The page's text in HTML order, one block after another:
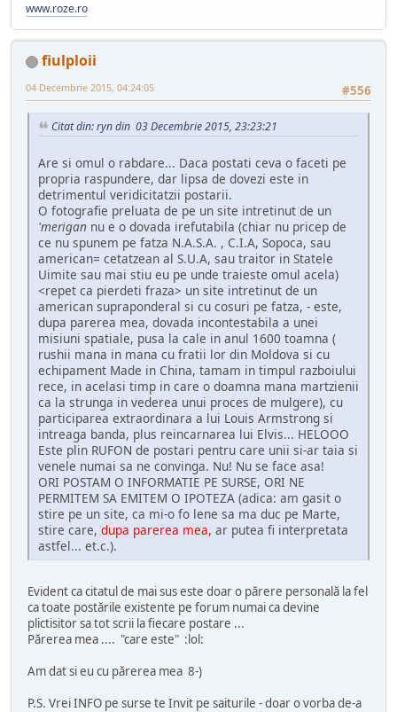
www.roze.ro
fiulploii
#556
04 Decembrie 2015, 04:24:05
Citat din: ryn din 03 Decembrie 2015, 23:23:21
Are si omul o rabdare... Daca postati ceva o faceti pe
propria raspundere, dar lipsa de dovezi este in
detrimentul veridicitatzii postarii.
O fotografie preluata de pe un site intretinut de un
'merigan nu e o dovada irefutabila (chiar nu pricep de
ce nu spunem pe fatza N.A.S.A. , C.I.A, Sopoca, sau
american= cetatzean al S.U.A, sau traitor in Statele
Uimite sau mai stiu eu pe unde traieste omul acela)
<repet ca pierdeti fraza> un site intretinut de un
american supraponderal si cu cosuri pe fatza, - este,
dupa parerea mea, dovada incontestabila a unei
misiuni spatiale, pusa la cale in anul 1600 toamna (
rushii mana in mana cu fratii lor din Moldova si cu
echipament Made in China, tamam in timpul razboiului
rece, in acelasi timp in care o doamna mana martzienii
ca la strunga in vederea unui proces de mulgere), cu
participarea extraordinara a lui Louis Armstrong si
intreaga banda, plus reincarnarea lui Elvis... HELOOO
Este plin RUFON de postari pentru care unii si-ar taia si
venele numai sa ne convinga. Nu! Nu se face asa!
ORI POSTAM O INFORMATIE PE SURSE, ORI NE
PERMITEM SA EMITEM O IPOTEZA (adica: am gasit o
stire pe un site, ca mi-o fo lene sa ma duc pe Marte,
stire care, dupa parerea mea, ar putea fi interpretata
astfel... et.c.).
Evident ca citatul de mai sus este doar o părere personală la fel
ca toate postările existente pe forum numai ca devine
plictisitor sa tot scrii la fiecare postare ...
Părerea mea .... "care este" :lol:
Am dat si eu cu părerea mea 8-)
P.S. Vrei INFO pe surse te Invit pe saiturile - doar o vorba de-a